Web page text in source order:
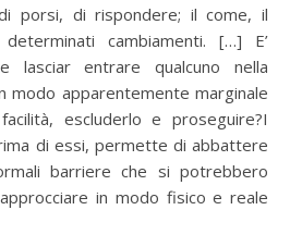
porsi, di rispondere; il come, il
cambiamenti. […] E’
lasciar entrare qualcuno nella
modo apparentemente marginale
escluderlo e proseguire?I
di essi, permette di abbattere
barriere che si potrebbero
in modo fisico e reale